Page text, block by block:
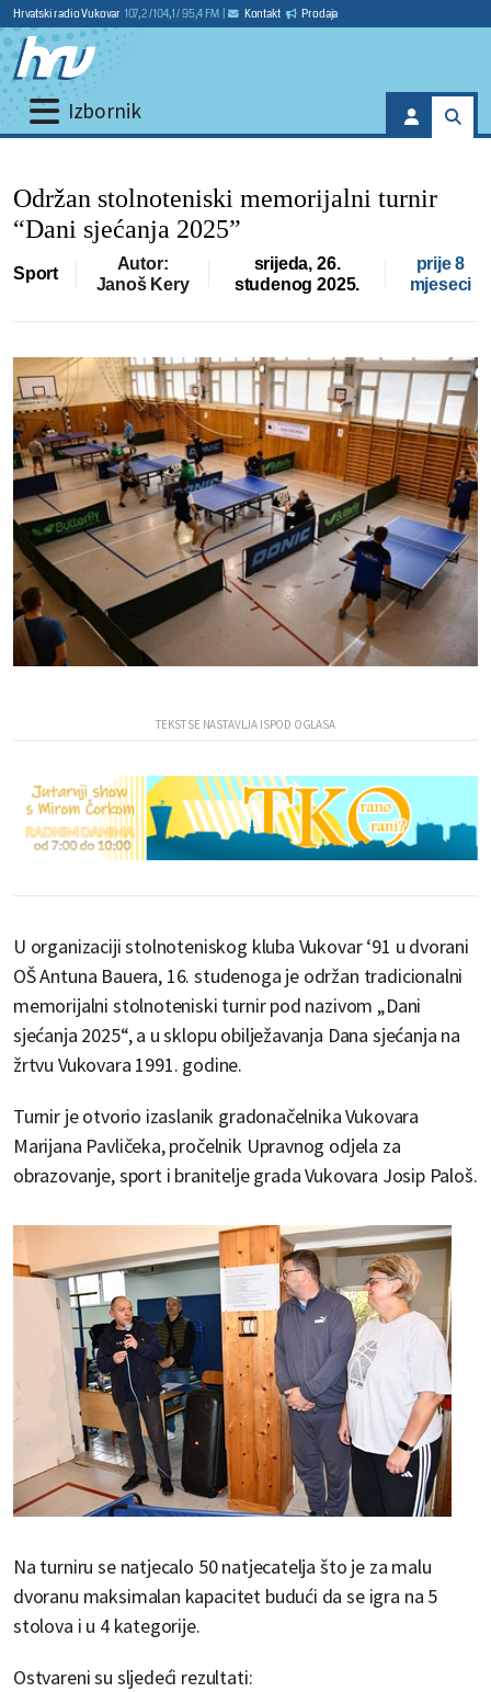
Hrvatski radio Vukovar 107,2 / 104,1 / 95,4 FM Kontakt Prodaja
Izbornik
Održan stolnoteniski memorijalni turnir
“Dani sjećanja 2025”
Sport
Autor:
Janoš Kery
srijeda, 26.
studenog 2025.
prije 8
mjeseci
U organizaciji stolnoteniskog kluba Vukovar ‘91 u dvorani
OŠ Antuna Bauera, 16. studenoga je održan tradicionalni
memorijalni stolnoteniski turnir pod nazivom „Dani
sjećanja 2025“, a u sklopu obilježavanja Dana sjećanja na
žrtvu Vukovara 1991. godine.
Turnir je otvorio izaslanik gradonačelnika Vukovara
Marijana Pavličeka, pročelnik Upravnog odjela za
obrazovanje, sport i branitelje grada Vukovara Josip Paloš.
Na turniru se natjecalo 50 natjecatelja što je za malu
dvoranu maksimalan kapacitet budući da se igra na 5
stolova i u 4 kategorije.
Ostvareni su sljedeći rezultati: